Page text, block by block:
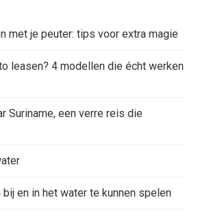
met je peuter: tips voor extra magie
leasen? 4 modellen die écht werken
Suriname, een verre reis die
en in het water te kunnen spelen